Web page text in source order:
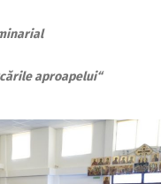
aproapelui“